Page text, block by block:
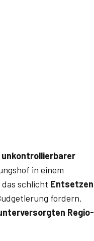
unkontrollierbarer
in einem
schlicht Entsetzen
fordern.
Regio­